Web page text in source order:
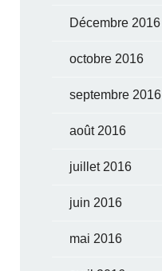
Décembre 2016
octobre 2016
septembre 2016
août 2016
juillet 2016
juin 2016
mai 2016